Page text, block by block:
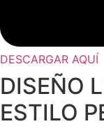
DESCARGAR AQUÍ
DISEÑO
ESTILO